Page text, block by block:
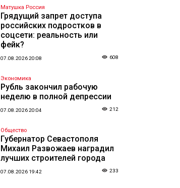
Матушка Россия
Грядущий запрет доступа
российских подростков в
соцсети: реальность или
фейк?
07.08.2026 20:08 608
Экономика
Рубль закончил рабочую
неделю в полной депрессии
07.08.2026 20:04 212
Общество
Губернатор Севастополя
Михаил Развожаев наградил
лучших строителей города
07.08.2026 19:42 233